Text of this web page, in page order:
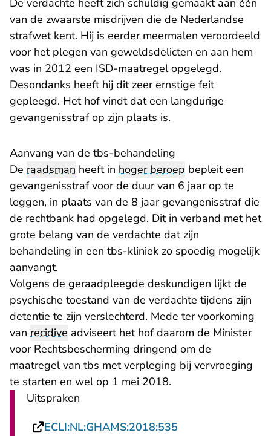
De verdachte heeft zich schuldig gemaakt aan één
van de zwaarste misdrijven die de Nederlandse
strafwet kent. Hij is eerder meermalen veroordeeld
voor het plegen van geweldsdelicten en aan hem
was in 2012 een ISD-maatregel opgelegd.
Desondanks heeft hij dit zeer ernstige feit
gepleegd. Het hof vindt dat een langdurige
gevangenisstraf op zijn plaats is.
Aanvang van de tbs-behandeling
De raadsman heeft in hoger beroep bepleit een
gevangenisstraf voor de duur van 6 jaar op te
leggen, in plaats van de 8 jaar gevangenisstraf die
de rechtbank had opgelegd. Dit in verband met het
grote belang van de verdachte dat zijn
behandeling in een tbs-kliniek zo spoedig mogelijk
aanvangt.
Volgens de geraadpleegde deskundigen lijkt de
psychische toestand van de verdachte tijdens zijn
detentie te zijn verslechterd. Mede ter voorkoming
van recidive adviseert het hof daarom de Minister
voor Rechtsbescherming dringend om de
maatregel van tbs met verpleging bij vervroeging
te starten en wel op 1 mei 2018.
Uitspraken
ECLI:NL:GHAMS:2018:535